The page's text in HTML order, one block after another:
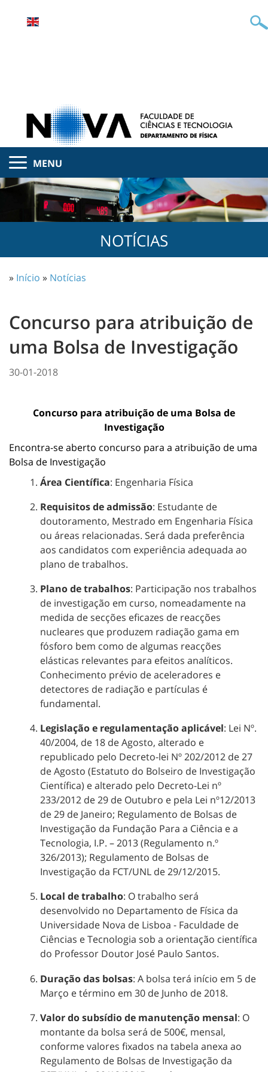
MENU
NOTÍCIAS
» Início » Notícias
Concurso para atribuição de
uma Bolsa de Investigação
30-01-2018
Concurso para atribuição de uma Bolsa de
Investigação
Encontra-se aberto concurso para a atribuição de uma
Bolsa de Investigação
Área Científica: Engenharia Física
Requisitos de admissão: Estudante de
doutoramento, Mestrado em Engenharia Física
ou áreas relacionadas. Será dada preferência
aos candidatos com experiência adequada ao
plano de trabalhos.
Plano de trabalhos: Participação nos trabalhos
de investigação em curso, nomeadamente na
medida de secções eficazes de reacções
nucleares que produzem radiação gama em
fósforo bem como de algumas reacções
elásticas relevantes para efeitos analíticos.
Conhecimento prévio de aceleradores e
detectores de radiação e partículas é
fundamental.
Legislação e regulamentação aplicável: Lei Nº.
40/2004, de 18 de Agosto, alterado e
republicado pelo Decreto-lei Nº 202/2012 de 27
de Agosto (Estatuto do Bolseiro de Investigação
Científica) e alterado pelo Decreto-Lei nº
233/2012 de 29 de Outubro e pela Lei nº12/2013
de 29 de Janeiro; Regulamento de Bolsas de
Investigação da Fundação Para a Ciência e a
Tecnologia, I.P. – 2013 (Regulamento n.º
326/2013); Regulamento de Bolsas de
Investigação da FCT/UNL de 29/12/2015.
Local de trabalho: O trabalho será
desenvolvido no Departamento de Física da
Universidade Nova de Lisboa - Faculdade de
Ciências e Tecnologia sob a orientação científica
do Professor Doutor José Paulo Santos.
Duração das bolsas: A bolsa terá início em 5 de
Março e término em 30 de Junho de 2018.
Valor do subsídio de manutenção mensal: O
montante da bolsa será de 500€, mensal,
conforme valores fixados na tabela anexa ao
Regulamento de Bolsas de Investigação da